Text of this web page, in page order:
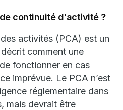
de continuité d'activité ?
activités (PCA) est un
comment une
fonctionner en cas
imprévue. Le PCA n’est
réglementaire dans
mais devrait être